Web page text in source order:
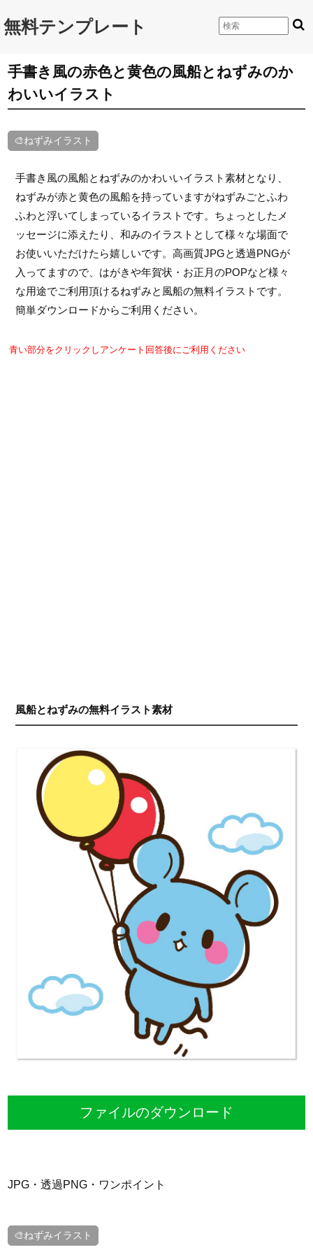
無料テンプレート
手書き風の赤色と黄色の風船とねずみのか
わいいイラスト
🎨ねずみイラスト
手書き風の風船とねずみのかわいいイラスト素材となり、
ねずみが赤と黄色の風船を持っていますがねずみごとふわ
ふわと浮いてしまっているイラストです。ちょっとしたメ
ッセージに添えたり、和みのイラストとして様々な場面で
お使いいただけたら嬉しいです。高画質JPGと透過PNGが
入ってますので、はがきや年賀状・お正月のPOPなど様々
な用途でご利用頂けるねずみと風船の無料イラストです。
簡単ダウンロードからご利用ください。
青い部分をクリックしアンケート回答後にご利用ください
風船とねずみの無料イラスト素材
ファイルのダウンロード
JPG・透過PNG・ワンポイント
🎨ねずみイラスト